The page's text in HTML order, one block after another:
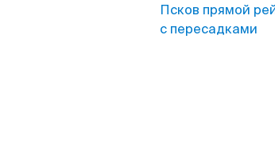
Псков прямой
с пересадками